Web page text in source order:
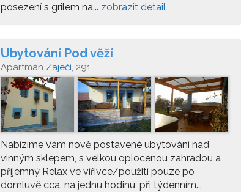
posezení s grilem na... zobrazit detail
Ubytování Pod věží
Apartmán Zaječí, 291
Nabízíme Vám nově postavené ubytování nad
vinným sklepem, s velkou oplocenou zahradou a
příjemný Relax ve vířivce/použití pouze po
domluvě cca. na jednu hodinu, při týdenním...